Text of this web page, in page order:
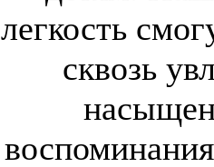
легкость
сквозь